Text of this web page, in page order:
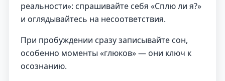
реальности»: спрашивайте себя «Сплю ли я?»
и оглядывайтесь на несоответствия.
При пробуждении сразу записывайте сон,
особенно моменты «глюков» — они ключ к
осознанию.